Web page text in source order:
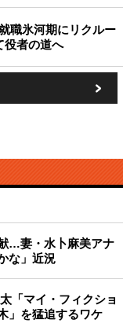
職氷河期にリクルー
役者の道へ
…妻・水卜麻美アナ
な」近況
「マイ・フィクショ
」を猛追するワケ